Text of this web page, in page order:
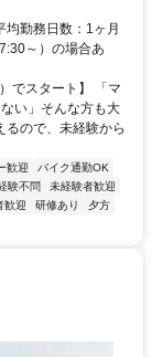
均勤務日数：1ヶ月
～）の場合あ
でスタート】 「マ
い」そんな方も大
るので、未経験から
歓迎
バイク通勤OK
験不問
未経験者歓迎
歓迎 研修あり
夕方